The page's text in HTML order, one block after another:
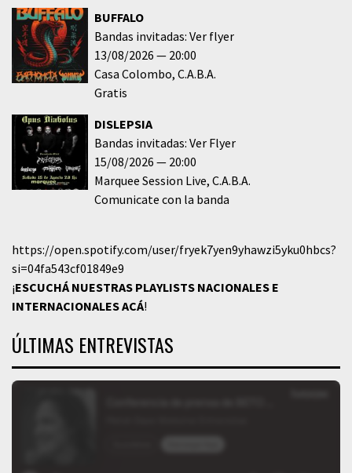
BUFFALO
Bandas invitadas: Ver flyer
13/08/2026
20:00
Casa Colombo C.A.B.A.
Gratis
DISLEPSIA
Bandas invitadas: Ver Flyer
15/08/2026
20:00
Marquee Session Live C.A.B.A.
Comunicate con la banda
https://open.spotify.com/user/fryek7yen9yhawzi5yku0hbcs?
si=04fa543cf01849e9
¡ESCUCHÁ NUESTRAS PLAYLISTS NACIONALES E
INTERNACIONALESACÁ!
ÚLTIMAS ENTREVISTAS